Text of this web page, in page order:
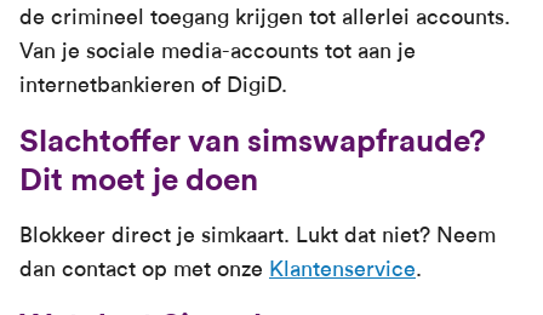
de crimineel toegang krijgen tot allerlei accounts.
Van je sociale media-accounts tot aan je
internetbankieren of DigiD.
Slachtoffer van simswapfraude?
Dit moet je doen
Blokkeer direct je simkaart. Lukt dat niet? Neem
dan contact op met onze Klantenservice.